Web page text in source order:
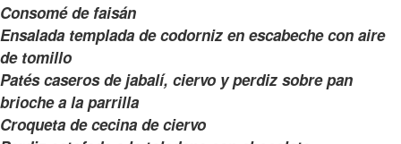
Consomé de faisán
Ensalada templada de codorniz en escabeche con aire
de tomillo
Patés caseros de jabalí, ciervo y perdiz sobre pan
brioche a la parrilla
Croqueta de cecina de ciervo